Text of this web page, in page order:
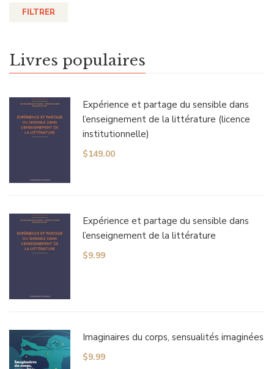
FILTRER
Livres populaires
Expérience et partage du sensible dans
l’enseignement de la littérature (licence
institutionnelle)
$149.00
Expérience et partage du sensible dans
l’enseignement de la littérature
$9.99
Imaginaires du corps, sensualités imaginées
$9.99